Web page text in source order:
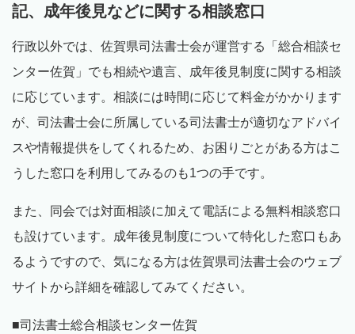
記、成年後見などに関する相談窓口
行政以外では、佐賀県司法書士会が運営する「総合相談セ
ンター佐賀」でも相続や遺言、成年後見制度に関する相談
に応じています。相談には時間に応じて料金がかかります
が、司法書士会に所属している司法書士が適切なアドバイ
スや情報提供をしてくれるため、お困りごとがある方はこ
うした窓口を利用してみるのも1つの手です。
また、同会では対面相談に加えて電話による無料相談窓口
も設けています。成年後見制度について特化した窓口もあ
るようですので、気になる方は佐賀県司法書士会のウェブ
サイトから詳細を確認してみてください。
■司法書士総合相談センター佐賀